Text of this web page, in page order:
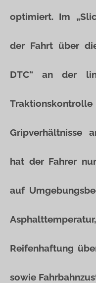
optimiert. Im
der Fahrt über
DTC“ an der
Gripverhältnisse
hat der Fahrer
auf
Reifenhaftung
sowie